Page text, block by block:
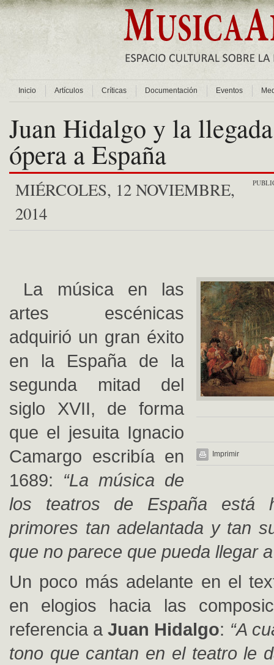
Inicio Artículos Críticas Documentación Eventos
Juan Hidalgo y la
ópera a España
MIÉRCOLES, 12 NOVIEMBRE,
2014
Imprimir
La música en las
artes escénicas
adquirió un gran éxito
en la España de la
segunda mitad del
siglo XVII, de forma
que el jesuita Ignacio
Camargo escribía en
1689: “La música de
los teatros de España está
primores tan adelantada y tan
que no parece que pueda llegar
Un poco más adelante en el
en elogios hacia las
referencia aJuan Hidalgo: “A
tono que cantan en el teatro le